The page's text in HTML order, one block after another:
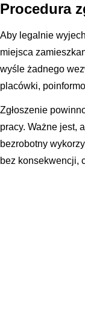
Procedura
Aby legalnie
miejsca
wyśle żadnego
placówki,
Zgłoszenie
pracy. Ważne jest,
bezrobotny
bez konsekwencji,